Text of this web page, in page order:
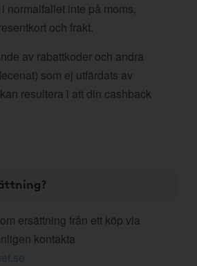
normalfallet inte på moms,
och frakt.
av rabattkoder och andra
som ej utfärdats av
resultera i att din cashback
ersättning från ett köp via
kontakta